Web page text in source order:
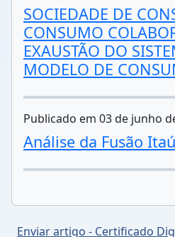
SOCIEDADE DE
CONSUMO
EXAUSTÃO DO
MODELO DE
Publicado em 03 de junho
Análise da Fusão
Enviar artigo - Certificado